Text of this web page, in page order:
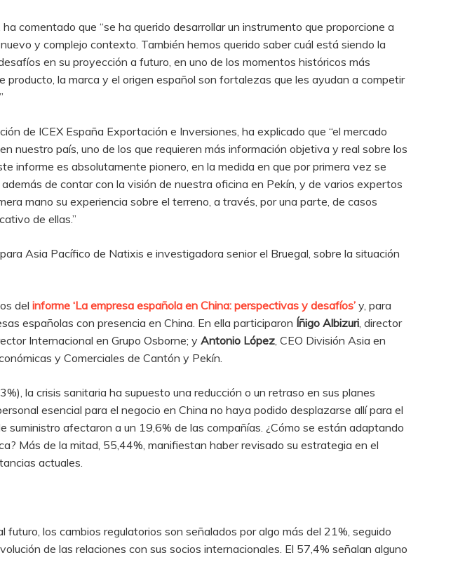
ha comentado que “se ha querido desarrollar un instrumento que proporcione a
y complejo contexto. También hemos querido saber cuál está siendo la
en su proyección a futuro, en uno de los momentos históricos más
producto, la marca y el origen español son fortalezas que les ayudan a competir
de ICEX España Exportación e Inversiones, ha explicado que “el mercado
nuestro país, uno de los que requieren más información objetiva y real sobre los
informe es absolutamente pionero, en la medida en que por primera vez se
de contar con la visión de nuestra oficina en Pekín, y de varios expertos
mano su experiencia sobre el terreno, a través, por una parte, de casos
de ellas.”
Asia Pacífico de Natixis e investigadora senior el Bruegal, sobre la situación
delinforme ‘La empresa española en China: perspectivas y desafíos’ y, para
españolas con presencia en China. En ella participaron Íñigo Albizuri, director
Internacional en Grupo Osborne; yAntonio López, CEO División Asia en
y Comerciales de Cantón y Pekín.
la crisis sanitaria ha supuesto una reducción o un retraso en sus planes
esencial para el negocio en China no haya podido desplazarse allí para el
suministro afectaron a un 19,6% de las compañías. ¿Cómo se están adaptando
Más de la mitad, 55,44%, manifiestan haber revisado su estrategia en el
actuales.
los cambios regulatorios son señalados por algo más del 21%, seguido
de las relaciones con sus socios internacionales. El 57,4% señalan alguno